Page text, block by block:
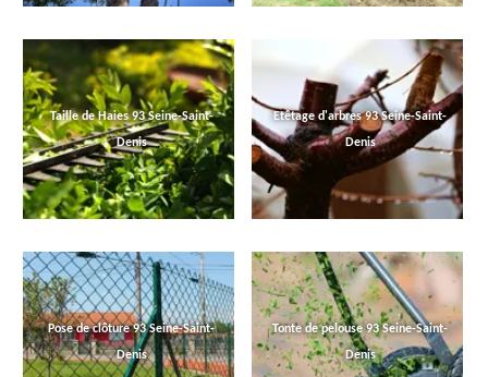
Taille de Haies 93 Seine-Saint-
Denis
Etêtage d'arbres 93 Seine-Saint-
Denis
Pose de clôture 93 Seine-Saint-
Denis
Tonte de pelouse 93 Seine-Saint-
Denis